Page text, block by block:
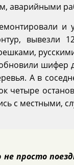
аварийными
и
вывезли
А в
четыре
с местными,
просто